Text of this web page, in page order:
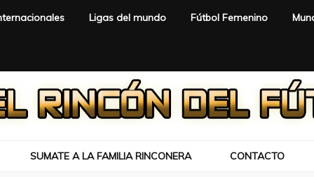
Ligas del mundo Fútbol Femenino
SUMATE A LA FAMILIA RINCONERA CONTACTO